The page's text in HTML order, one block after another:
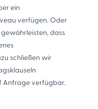
ein
verfügen. Oder
dass
schließen wir
Anfrage verfügbar.